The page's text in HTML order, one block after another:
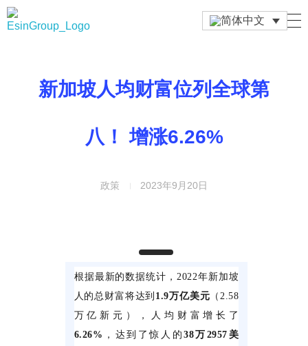
新加坡人均财富位列全球第
八！ 增涨6.26%
2023年9月20日
政策
根据最新的数据统计，2022年新加坡
人的总财富将达到 1.9万亿美元 （2.58
万亿新元），人均财富增长了
6.26% ，达到了惊人的38万2957美